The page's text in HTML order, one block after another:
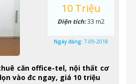
căn office-tel, nội thất cơ
vào đc ngay, giá 10 triệu
10 Triệu
Diện tích:33 m2
Ngày đăng: 7-09-2018